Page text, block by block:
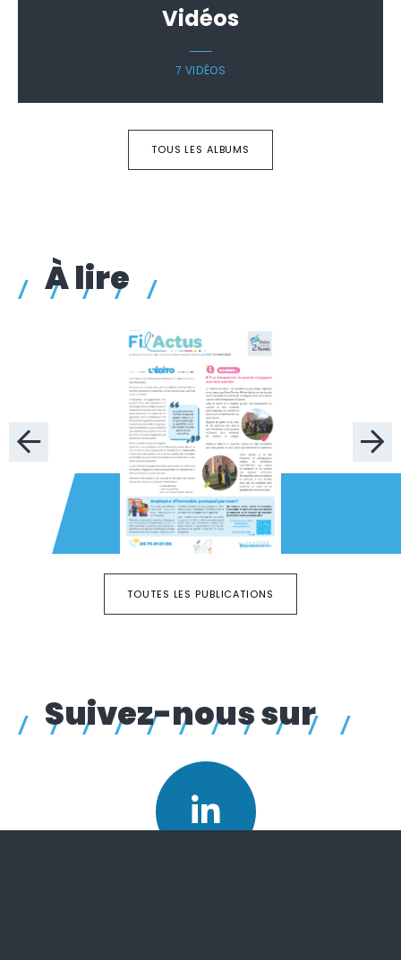
Vidéos
7 VIDÉOS
TOUS LES ALBUMS
À lire
TOUTES LES PUBLICATIONS
Suivez-nous sur